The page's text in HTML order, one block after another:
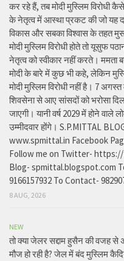
कर रहे हैं, तब मोदी मुस्लिम विरोधी
के नेतृत्व में आस्था प्रकट की जो यह
विकास और सबका विश्वास के तहत
मोदी मुस्लिम विरोधी होते तो यूसुफ
नेतृत्व को स्वीकार नहीं करते। ममता
मोदी के बारे में कुछ भी कहे, लेकिन
मोदी मुस्लिम विरोधी नहीं है। 7
शिवसेना से आए सांसदों को भरोसा
जाएगी। यानी वर्ष 2029 में होने
उम्मीदवार होंगे। S.P.MITTAL
www.spmittal.in Facebook
Follow me on Twitter-
Blog- spmittal.blogspot.com
9166157932 To Contact-
8 AUG, 2026
NEW
तो क्या जेलर सद्दाम हुसैन की वजह
मौज हो रही है? जेल में बंद मुस्लिम